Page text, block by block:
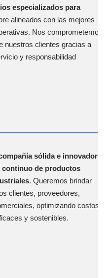
especializados para
alineados con las mejores
Nos comprometemos
nuestros clientes gracias a
y responsabilidad
sólida e innovadora
continuo de productos
. Queremos brindar
clientes, proveedores,
optimizando costos y
y sostenibles.